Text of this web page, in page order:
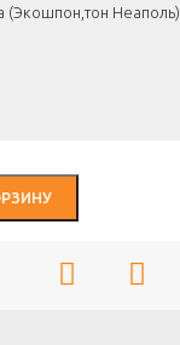
(Экошпон,тон Неаполь),